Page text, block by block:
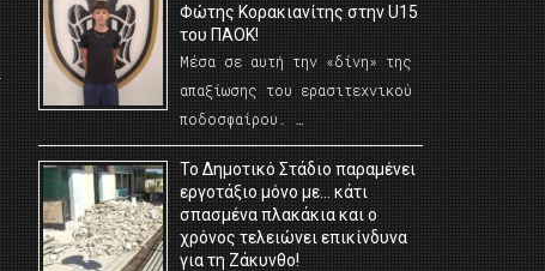
Φώτης Κορακιανίτης στην U15
του ΠΑΟΚ!
Μέσα σε αυτή την «δίνη» της
απαξίωσης του ερασιτεχνικού
ποδοσφαίρου. …
Το Δημοτικό Στάδιο παραμένει
εργοτάξιο μόνο με… κάτι
σπασμένα πλακάκια και ο
χρόνος τελειώνει επικίνδυνα
για τη Ζάκυνθο!